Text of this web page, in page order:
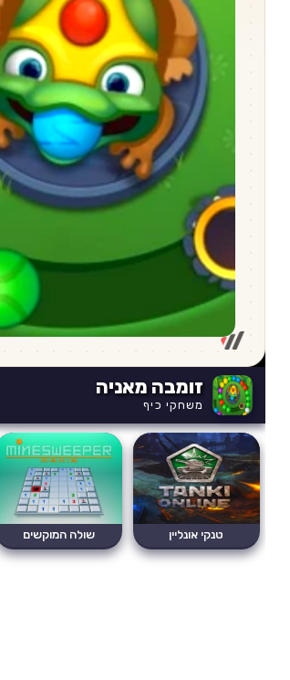
זומבה מאניה
משחקי כיף
טנקי אונליין שולה המוקשים